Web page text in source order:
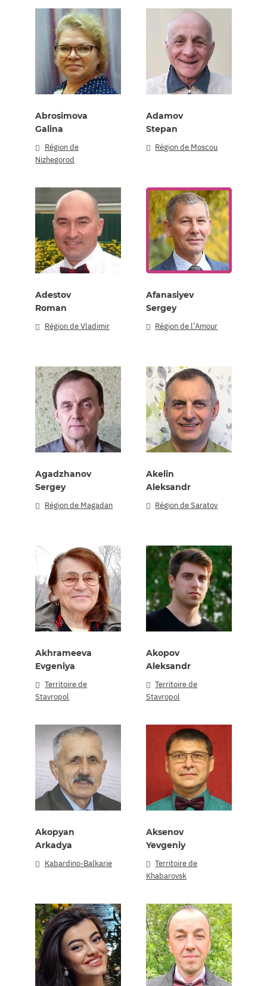
Abrosimova
Galina
Région de
Nizhegorod
Adamov
Stepan
Région de Moscou
Adestov
Roman
Région de Vladimir
Afanasiyev
Sergey
Région de l’Amour
Agadzhanov
Sergey
Région de Magadan
Akelin
Aleksandr
Région de Saratov
Akhrameeva
Evgeniya
Territoire de
Stavropol
Akopov
Aleksandr
Territoire de
Stavropol
Akopyan
Arkadya
Kabardino-Balkarie
Aksenov
Yevgeniy
Territoire de
Khabarovsk